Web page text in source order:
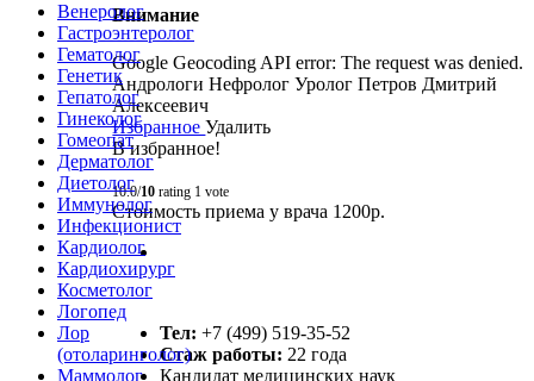
Внимание
Google Geocoding API error: The request was denied.
Андрологи Нефролог Уролог Петров Дмитрий
Алексеевич
ИзбранноеУдалить
В избранное!
10.0/10 rating 1 vote
Стоимость приема у врача 1200р.
Тел:+7 (499) 519-35-52
Стаж работы: 22 года
Кандидат медицинских наук
Венеролог
Гастроэнтеролог
Гематолог
Генетик
Гепатолог
Гинеколог
Гомеопат
Дерматолог
Диетолог
Иммунолог
Инфекционист
Кардиолог
Кардиохирург
Косметолог
Логопед
Лор
(отоларинголог)
Маммолог